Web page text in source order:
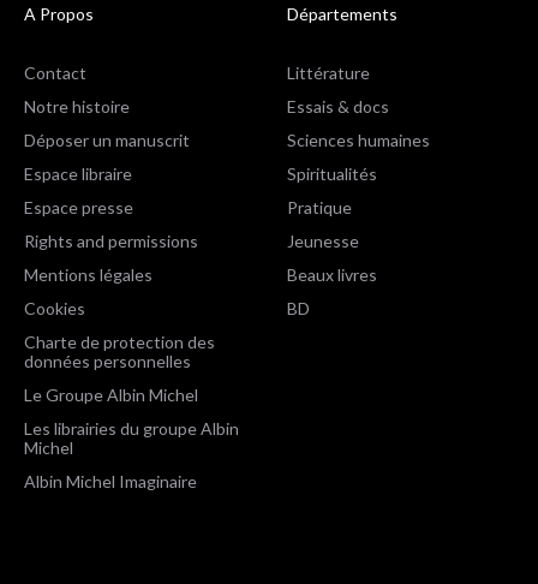
A Propos
Contact
Notre histoire
Déposer un manuscrit
Espace libraire
Espace presse
Rights and permissions
Mentions légales
Cookies
Charte de protection des
données personnelles
Le Groupe Albin Michel
Les librairies du groupe Albin
Michel
Albin Michel Imaginaire
Départements
Littérature
Essais & docs
Sciences humaines
Spiritualités
Pratique
Jeunesse
Beaux livres
BD